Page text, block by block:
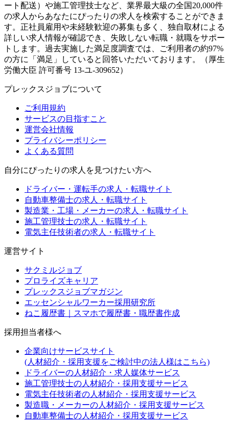
ート配送）や施工管理技士など、業界最大級の全国20,000件
の求人からあなたにぴったりの求人を検索することができま
す。正社員雇用や未経験歓迎の募集も多く、独自取材による
詳しい求人情報が確認でき、失敗しない転職・就職をサポー
トします。過去実施した満足度調査では、ご利用者の約97%
の方に「満足」していると回答いただいております。（厚生
労働大臣 許可番号 13-ユ-309652）
プレックスジョブについて
ご利用規約
サービスの目指すこと
運営会社情報
プライバシーポリシー
よくある質問
自分にぴったりの求人を見つけたい方へ
ドライバー・運転手の求人・転職サイト
自動車整備士の求人・転職サイト
製造業・工場・メーカーの求人・転職サイト
施工管理技士の求人・転職サイト
電気主任技術者の求人・転職サイト
運営サイト
サクミルジョブ
プロライズキャリア
プレックスジョブマガジン
エッセンシャルワーカー採用研究所
ねこ履歴書｜スマホで履歴書・職歴書作成
採用担当者様へ
企業向けサービスサイト
(人材紹介・採用支援をご検討中の法人様はこちら)
ドライバーの人材紹介・求人媒体サービス
施工管理技士の人材紹介・採用支援サービス
電気主任技術者の人材紹介・採用支援サービス
製造職・メーカーの人材紹介・採用支援サービス
自動車整備士の人材紹介・採用支援サービス